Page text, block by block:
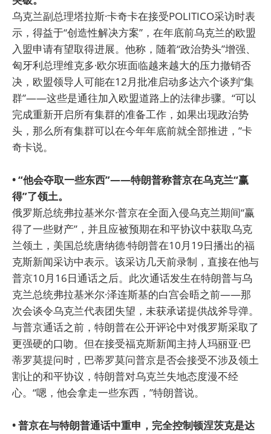
乌克兰副总理塔拉斯·卡奇卡在接受POLITICO采访时表
示，得益于“创造性解决方案”，在年底前乌克兰的欧盟
入盟申请有望取得进展。他称，随着“政治势头”增强、
匈牙利总理维克多·欧尔班面临越来越大的压力撤销否
决，欧盟领导人可能在12月批准启动多达六个谈判“集
群”——这些是通往加入欧盟道路上的法律步骤。“可以
完成重新开启所有集群的准备工作，如果出现政治势
头，那么所有集群可以在今年年底前就全部推进，”卡
奇卡说。
• “他会夺取一些东西”——特朗普称普京在乌克兰“赢
得”了领土。
俄罗斯总统弗拉基米尔·普京在全面入侵乌克兰期间“赢
得了一些财产”，并且应被预期在和平协议中获取乌克
兰领土，美国总统唐纳德·特朗普在10月19日播出的福
克斯新闻采访中表示。该采访几天前录制，直接在他与
普京10月16日通话之后。此次通话发生在特朗普与乌
克兰总统弗拉基米尔·泽连斯基的白宫会晤之前——那
次会谈令乌克兰代表团失望，未获承诺提供战斧导弹。
与普京通话之前，特朗普在公开评论中对俄罗斯采取了
更强硬的口吻。但在接受福克斯新闻主持人玛丽亚·巴
蒂罗莫提问时，巴蒂罗莫问普京是否会接受不涉及领土
割让的和平协议，特朗普对乌克兰失地态度漫不经
心。“嗯，他会拿走一些东西，”特朗普说。
• 普京在与特朗普通话中重申，完全控制顿涅茨克是达